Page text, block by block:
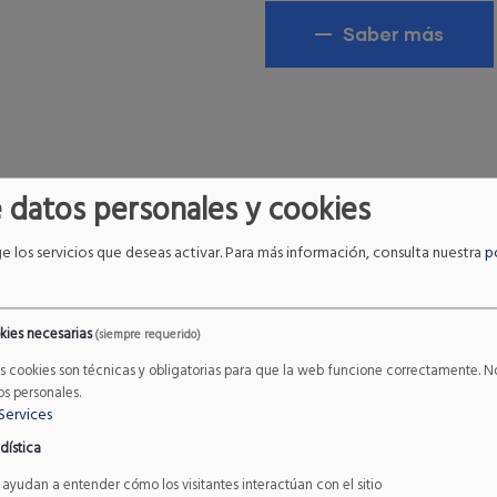
Saber más
de nuestros
datos personales y cookies
los servicios que deseas activar.Para más información, consulta nuestra
necesarias(siempre requerido)
cookies son técnicas y obligatorias para que la web funcione correctamente.
personales.
ayudan a entender cómo los visitantes interactúan con el sitio